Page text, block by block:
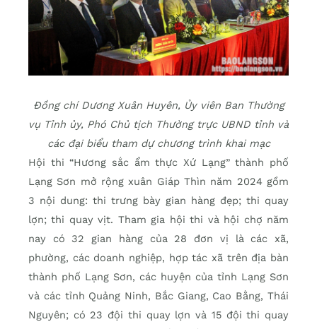
Đồng chí Dương Xuân Huyên, Ủy viên Ban Thường
vụ Tỉnh ủy, Phó Chủ tịch Thường trực UBND tỉnh và
các đại biểu tham dự chương trình khai mạc
Hội thi “Hương sắc ẩm thực Xứ Lạng” thành phố
Lạng Sơn mở rộng xuân Giáp Thìn năm 2024 gồm
3 nội dung: thi trưng bày gian hàng đẹp; thi quay
lợn; thi quay vịt. Tham gia hội thi và hội chợ năm
nay có 32 gian hàng của 28 đơn vị là các xã,
phường, các doanh nghiệp, hợp tác xã trên địa bàn
thành phố Lạng Sơn, các huyện của tỉnh Lạng Sơn
và các tỉnh Quảng Ninh, Bắc Giang, Cao Bằng, Thái
Nguyên; có 23 đội thi quay lợn và 15 đội thi quay